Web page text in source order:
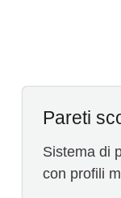
Pareti
Sistema di
con profili